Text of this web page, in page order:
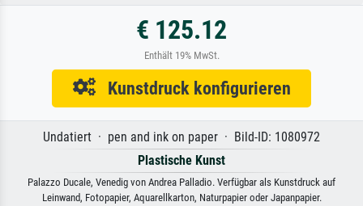
€ 125.12
Enthält 19% MwSt.
Kunstdruck konfigurieren
Undatiert · pen and ink on paper · Bild-ID: 1080972
Plastische Kunst
Palazzo Ducale, Venedig von Andrea Palladio. Verfügbar als Kunstdruck auf
Leinwand, Fotopapier, Aquarellkarton, Naturpapier oder Japanpapier.